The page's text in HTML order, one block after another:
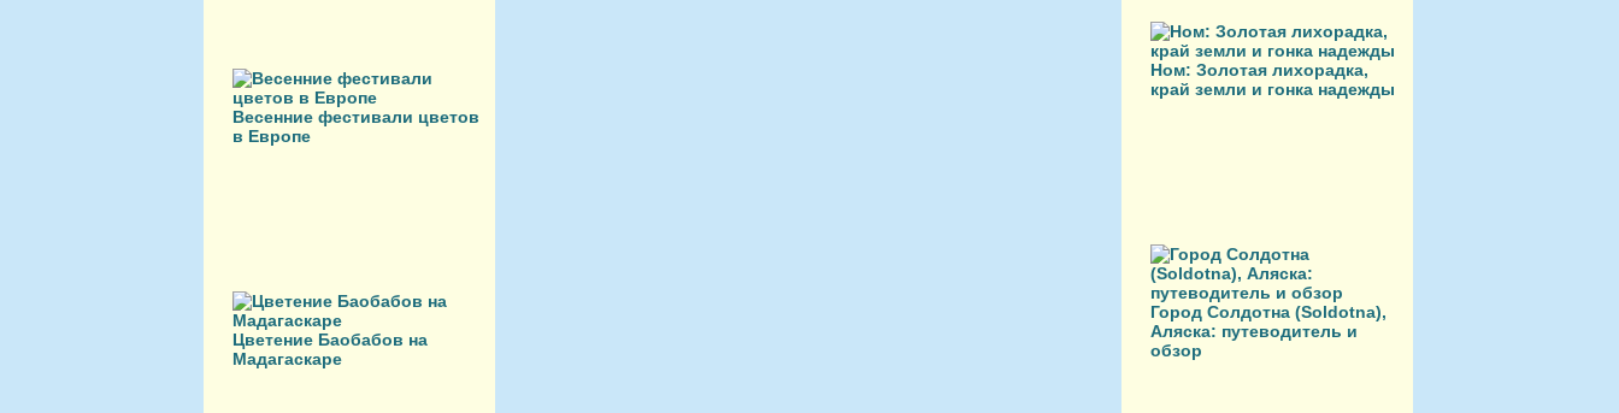
Весенние фестивали цветов
в Европе
Цветение Баобабов на
Мадагаскаре
Ном: Золотая лихорадка,
край земли и гонка надежды
Город Солдотна (Soldotna),
Аляска: путеводитель и
обзор